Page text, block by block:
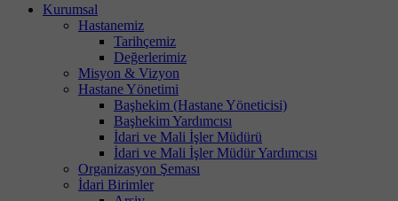
Kurumsal
Hastanemiz
Tarihçemiz
Değerlerimiz
Misyon & Vizyon
Hastane Yönetimi
Başhekim (Hastane Yöneticisi)
Başhekim Yardımcısı
İdari ve Mali İşler Müdürü
İdari ve Mali İşler Müdür Yardımcısı
Organizasyon Şeması
İdari Birimler